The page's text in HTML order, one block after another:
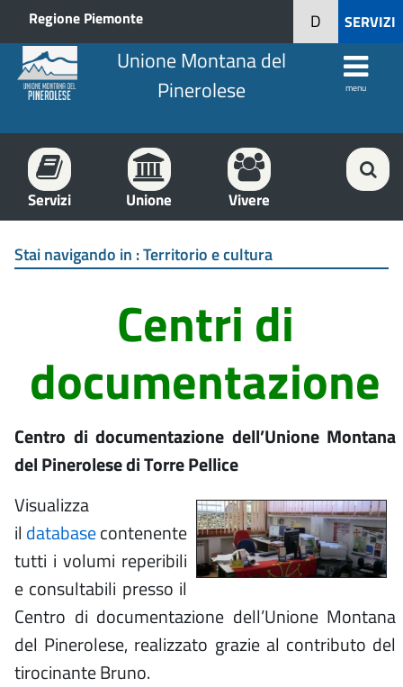
Regione Piemonte SERVIZI
D
Unione Montana del
Pinerolese
menu
Servizi Unione Vivere
Stai navigando in :Territorio e cultura
Centri di
documentazione
Centro di documentazione dell’Unione Montana
del Pinerolese di Torre Pellice
Visualizza
il databasecontenente
tutti i volumi reperibili
e consultabili presso il
Centro di documentazione dell’Unione Montana
del Pinerolese, realizzato grazie al contributo del
tirocinante Bruno.